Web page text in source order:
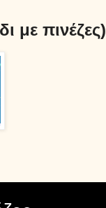
με πινέζες)